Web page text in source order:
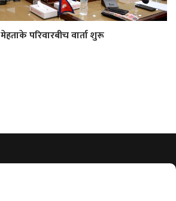
परिवारबीच वार्ता शुरू